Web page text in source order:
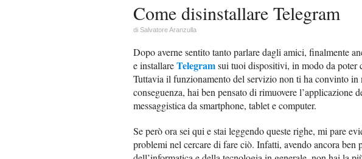
Come disinstallare Telegram
di Salvatore Aranzulla
Dopo averne sentito tanto parlare dagli amici, finalmente
e installareTelegramsui tuoi dispositivi, in modo da poter
Tuttavia il funzionamento del servizio non ti ha convinto in
conseguenza, hai ben pensato di rimuovere l’applicazione
messaggistica da smartphone, tablet e computer.
Se però ora sei qui e stai leggendo queste righe, mi pare
problemi nel cercare di fare ciò. Infatti, avendo ancora ben